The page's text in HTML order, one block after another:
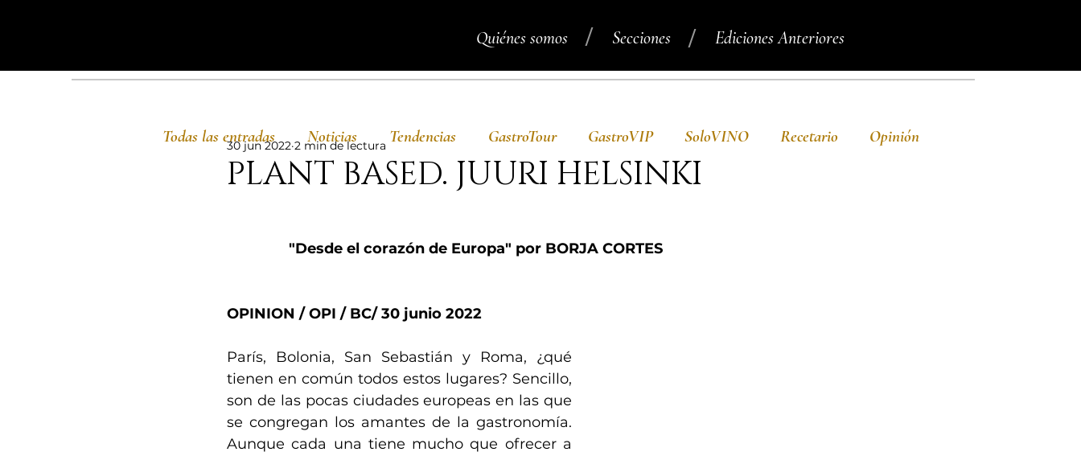
Quiénes somos Secciones Ediciones Anteriores
/ /
PLANT BASED. JUURI HELSINKI
30 jun 2022 2 min de lectura
"Desde el corazón de Europa" por BORJA CORTES
OPINION / OPI / BC/ 30 junio 2022
París, Bolonia, San Sebastián y Roma, ¿qué
tienen en común todos estos lugares? Sencillo,
son de las pocas ciudades europeas en las que
se congregan los amantes de la gastronomía.
Aunque cada una tiene mucho que ofrecer a
Todas las entradas Noticias Tendencias GastroTour GastroVIP SoloVINO Recetario Opinión